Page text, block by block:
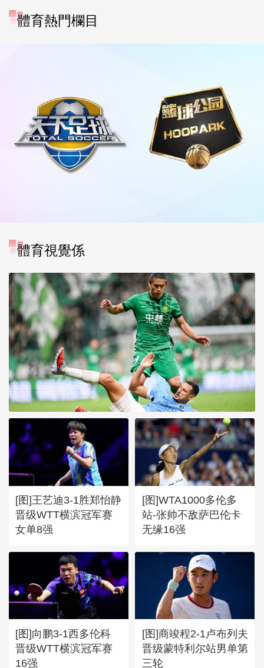
體育熱門欄目
體育視覺係
[图]张玉宁传射达万双响 北
京国安4-0深圳新鹏城
[图]王艺迪3-1胜郑怡静
晋级WTT横滨冠军赛
女单8强
[图]WTA1000多伦多
站-张帅不敌萨巴伦卡
无缘16强
[图]向鹏3-1西多伦科
晋级WTT横滨冠军赛
16强
[图]商竣程2-1卢布列夫
晋级蒙特利尔站男单第
三轮